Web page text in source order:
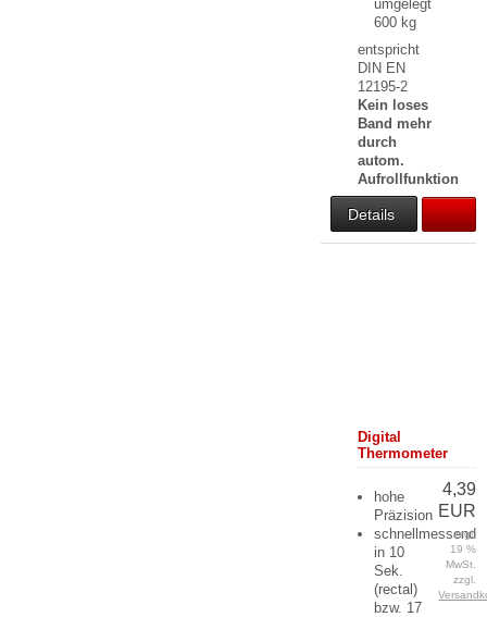
umgelegt
600 kg
entspricht
DIN EN
12195-2
Kein loses
Band mehr
durch
autom.
Aufrollfunktion
Details
Digital
Thermometer
hohe
Präzision
schnellmessend
in 10
Sek.
(rectal)
bzw. 17
4,39
EUR
zzgl.
19 %
MwSt.
zzgl.